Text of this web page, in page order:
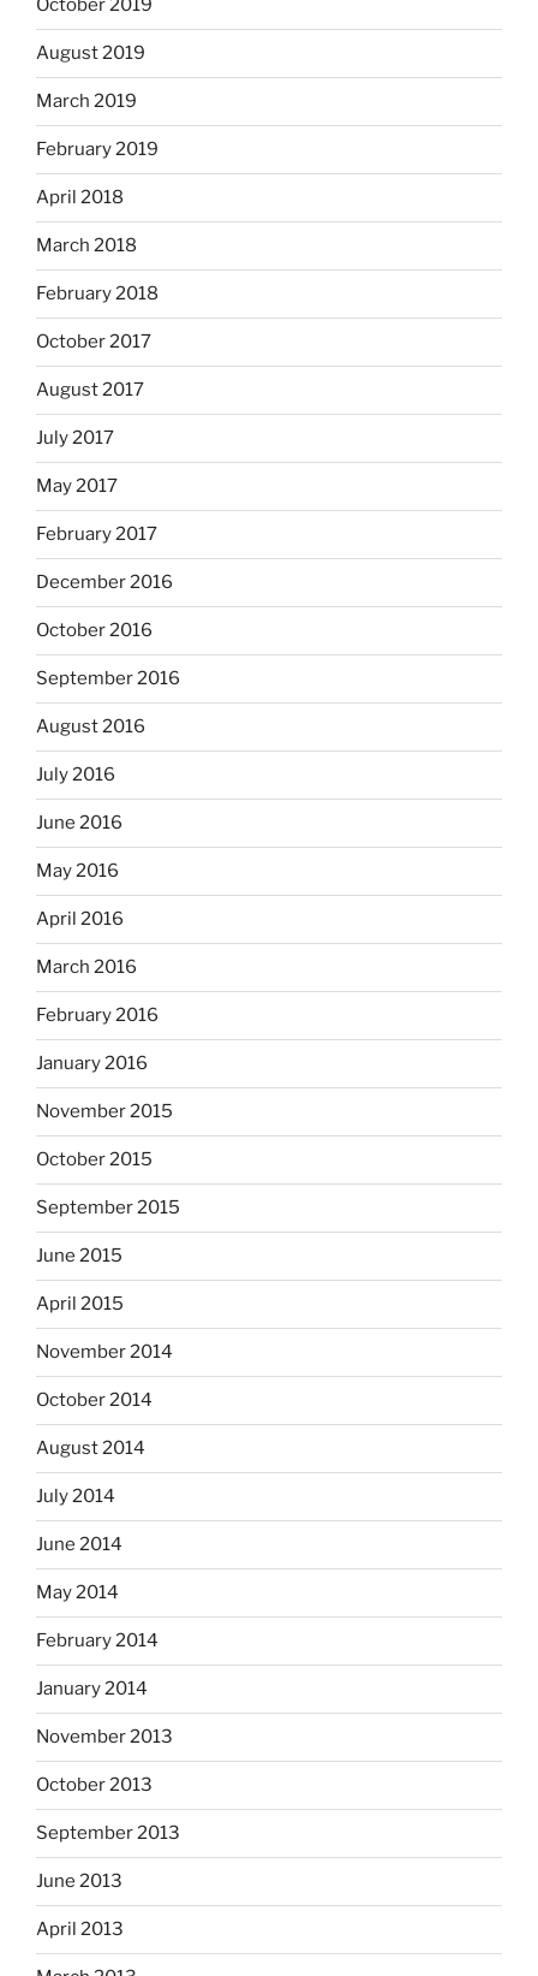
October 2019
August 2019
March 2019
February 2019
April 2018
March 2018
February 2018
October 2017
August 2017
July 2017
May 2017
February 2017
December 2016
October 2016
September 2016
August 2016
July 2016
June 2016
May 2016
April 2016
March 2016
February 2016
January 2016
November 2015
October 2015
September 2015
June 2015
April 2015
November 2014
October 2014
August 2014
July 2014
June 2014
May 2014
February 2014
January 2014
November 2013
October 2013
September 2013
June 2013
April 2013